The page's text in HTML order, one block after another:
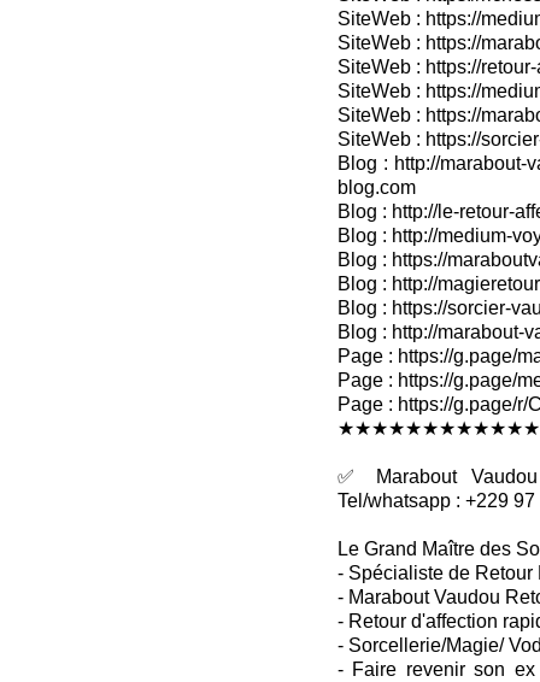
SiteWeb : https://
SiteWeb : https://
SiteWeb : https://
SiteWeb : https://
SiteWeb : https://
SiteWeb : https://
Blog : http://marabout-
blog.com
Blog : http://le-retour-
Blog : http://medium-
Blog : https://
Blog : http://
Blog : https://sorcier-
Blog : http://marabout-
Page : https://g.page/
Page : https://g.page/
Page : https://g.page/
✅ Marabout
Tel/whatsapp : +229
Le Grand Maître des
- Spécialiste de Retour
- Marabout Vaudou
- Retour d'affection
- Sorcellerie/Magie/
- Faire revenir son